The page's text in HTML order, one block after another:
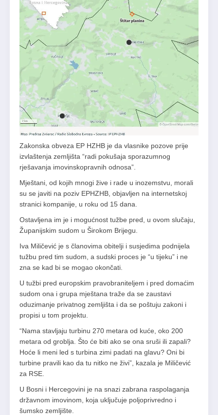
Zakonska obveza EP HZHB je da vlasnike pozove prije
izvlaštenja zemljišta “radi pokušaja sporazumnog
rješavanja imovinskopravnih odnosa”.
Mještani, od kojih mnogi žive i rade u inozemstvu, morali
su se javiti na poziv EPHZHB, objavljen na internetskoj
stranici kompanije, u roku od 15 dana.
Ostavljena im je i mogućnost tužbe pred, u ovom slučaju,
Županijskim sudom u Širokom Brijegu.
Iva Miličević je s članovima obitelji i susjedima podnijela
tužbu pred tim sudom, a sudski proces je “u tijeku” i ne
zna se kad bi se mogao okončati.
U tužbi pred europskim pravobraniteljem i pred domaćim
sudom ona i grupa mještana traže da se zaustavi
oduzimanje privatnog zemljišta i da se poštuju zakoni i
propisi u tom projektu.
“Nama stavljaju turbinu 270 metara od kuće, oko 200
metara od groblja. Što će biti ako se ona sruši ili zapali?
Hoće li meni led s turbina zimi padati na glavu? Oni bi
turbine pravili kao da tu nitko ne živi”, kazala je Miličević
za RSE.
U Bosni i Hercegovini je na snazi zabrana raspolaganja
državnom imovinom, koja uključuje poljoprivredno i
šumsko zemljište.